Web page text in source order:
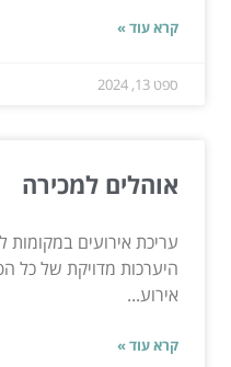
קרא עוד »
ספט 13, 2024
אוהלים למכירה
עריכת אירועים במקומות
היערכות מדויקת של כל
אירוע...
קרא עוד »